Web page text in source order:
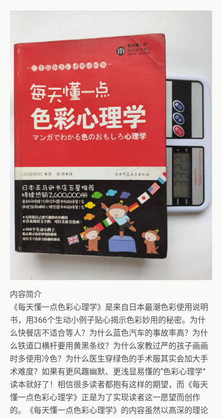
内容简介
《每天懂一点色彩心理学》是来自日本最潮色彩使用说明
书，用366个生动小例子贴心揭示色彩妙用的秘密。为什
么快餐店不适合等人？为什么蓝色汽车的事故率高？为什
么铁道口横杆要用黄黑条纹？为什么家教过严的孩子画画
时多使用冷色？为什么医生穿绿色的手术服其实会加大手
术难度？如果有更风趣幽默、更浅显易懂的“色彩心理学”
读本就好了！相信很多读者都抱有这样的期望，而《每天
懂一点色彩心理学》正是为了实现读者这一愿望而创作
的。《每天懂一点色彩心理学》的内容虽然以高深的理论